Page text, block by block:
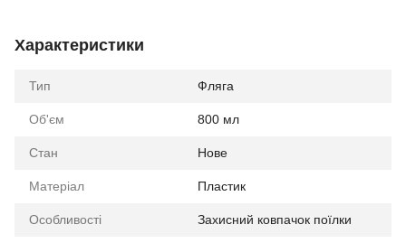
Характеристики
Тип Фляга
Об'єм 800 мл
Стан Нове
Матеріал Пластик
Особливості Захисний ковпачок поїлки